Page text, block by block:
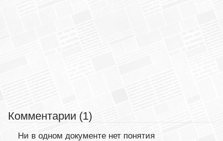
Комментарии (1)
Ни в одном документе нет понятия